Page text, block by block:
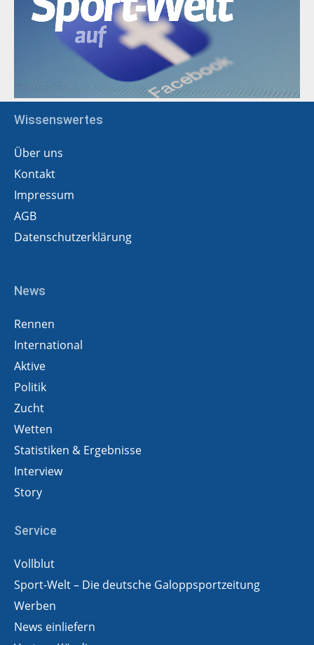
Wissenswertes
Über uns
Kontakt
Impressum
AGB
Datenschutzerklärung
News
Rennen
International
Aktive
Politik
Zucht
Wetten
Statistiken & Ergebnisse
Interview
Story
Service
Vollblut
Sport-Welt – Die deutsche Galoppsportzeitung
Werben
News einliefern